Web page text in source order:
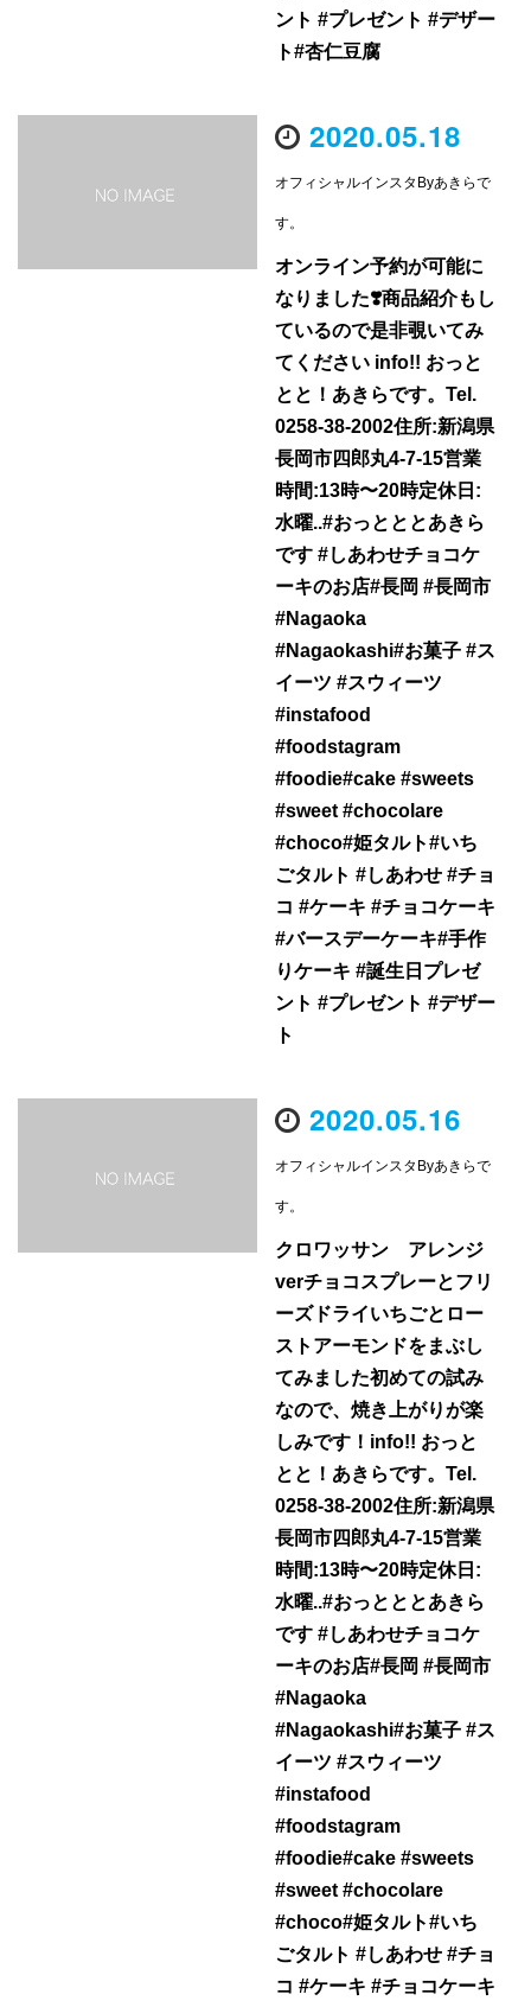
ント #プレゼント #デザー
ト#杏仁豆腐
2020.05.18
オフィシャルインスタByあきらで
す。
オンライン予約が可能に
なりました❣️商品紹介もし
ているので是非覗いてみ
てください info!! おっと
とと！あきらです。Tel.
0258-38-2002住所:新潟県
長岡市四郎丸4-7-15営業
時間:13時〜20時定休日:
水曜..#おっとととあきら
です #しあわせチョコケ
ーキのお店#長岡 #長岡市
#Nagaoka
#Nagaokashi#お菓子 #ス
イーツ #スウィーツ
#instafood
#foodstagram
#foodie#cake #sweets
#sweet #chocolare
#choco#姫タルト#いち
ごタルト #しあわせ #チョ
コ #ケーキ #チョコケーキ
#バースデーケーキ#手作
りケーキ #誕生日プレゼ
ント #プレゼント #デザー
ト
2020.05.16
オフィシャルインスタByあきらで
す。
クロワッサン アレンジ
verチョコスプレーとフリ
ーズドライいちごとロー
ストアーモンドをまぶし
てみました初めての試み
なので、焼き上がりが楽
しみです！info!! おっと
とと！あきらです。Tel.
0258-38-2002住所:新潟県
長岡市四郎丸4-7-15営業
時間:13時〜20時定休日:
水曜..#おっとととあきら
です #しあわせチョコケ
ーキのお店#長岡 #長岡市
#Nagaoka
#Nagaokashi#お菓子 #ス
イーツ #スウィーツ
#instafood
#foodstagram
#foodie#cake #sweets
#sweet #chocolare
#choco#姫タルト#いち
ごタルト #しあわせ #チョ
コ #ケーキ #チョコケーキ